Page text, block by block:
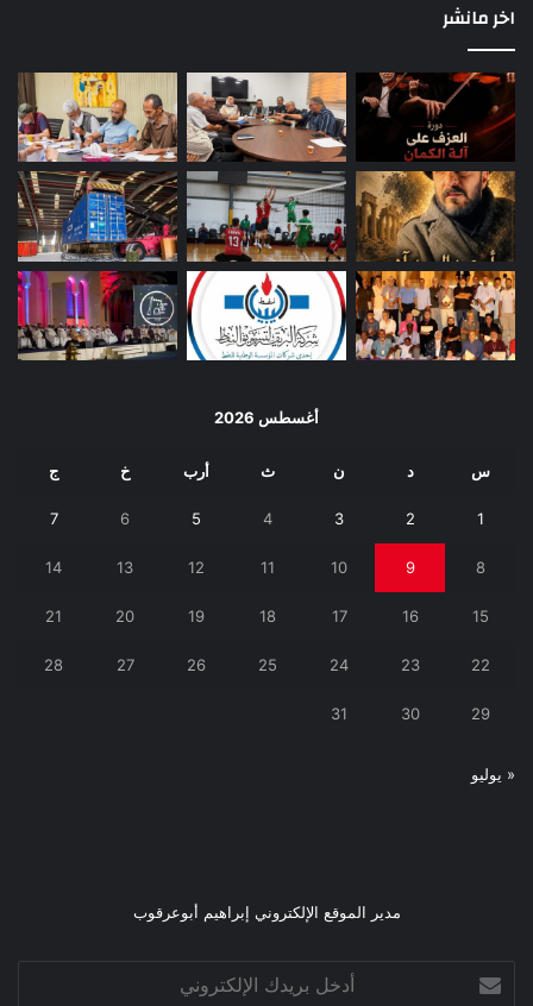
اخر مانشر
أغسطس 2026
س د ن ث أرب خ ج
1
2
3
4
5
6
7
8
9
10
11
12
13
14
15
16
17
18
19
20
21
22
23
24
25
26
27
28
29
30
31
« يوليو
مدير الموقع الإلكتروني إبراهيم أبوعرقوب
بريدك